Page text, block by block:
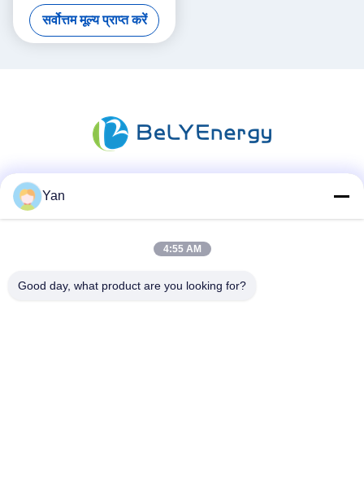
सर्वोत्तम मूल्य प्राप्त करें
Yan
4:55 AM
Good day, what product are you looking for?